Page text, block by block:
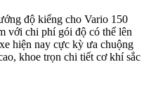
độ kiểng cho Vario 150
với chi phí gói độ có thể lên
hiện nay cực kỳ ưa chuộng
khoe trọn chi tiết cơ khí sắc